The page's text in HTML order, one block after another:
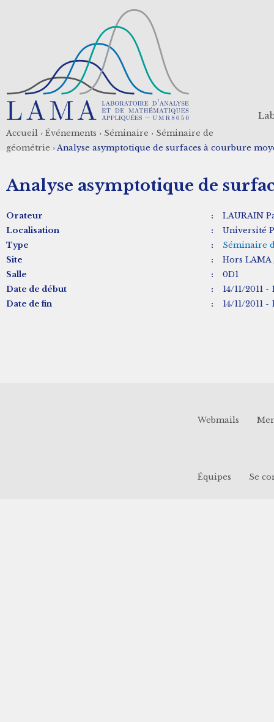
Fil
Accueil › Événements › Séminaire › Séminaire de
géométrie › Analyse asymptotique de surfaces à courbure
Analyse asymptotique de
Orateur :
LAURAIN
Localisation
:
Université
Type
:
Séminaire
Site
:
Hors LAMA
Salle
:
0D1
Date de début
:
14/11/2011 -
Date de fin
: 14/11/2011 -
Webmails
Équipes Se